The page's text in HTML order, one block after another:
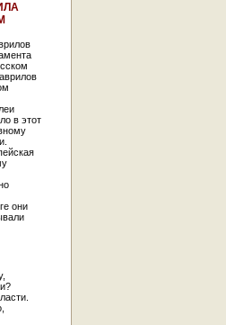
в этот
они